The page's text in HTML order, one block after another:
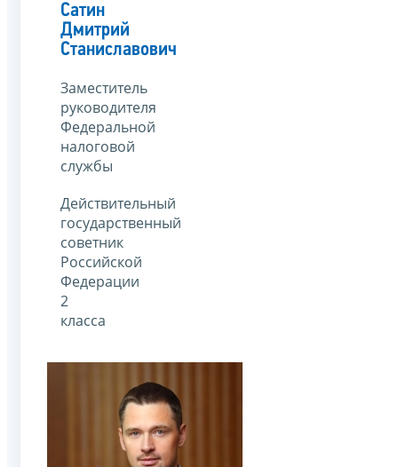
Сатин
Дмитрий
Станиславович
Заместитель
руководителя
Федеральной
налоговой
службы
Действительный
государственный
советник
Российской
Федерации
2
класса